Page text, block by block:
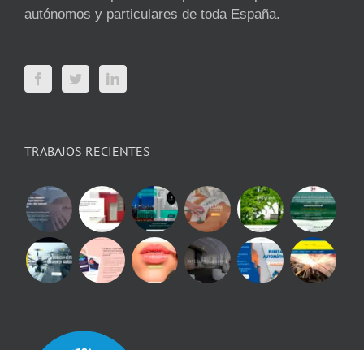
autónomos y particulares de toda España.
TRABAJOS RECIENTES